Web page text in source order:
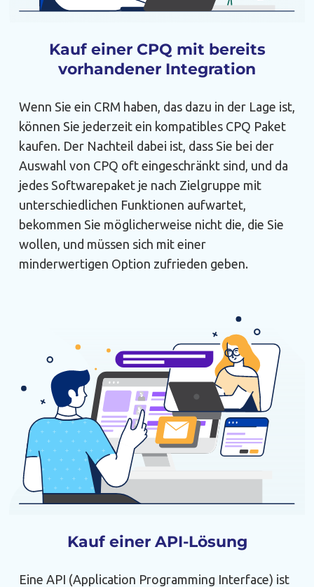
Kauf einer CPQ mit bereits
vorhandener Integration
Wenn Sie ein CRM haben, das dazu in der Lage ist,
können Sie jederzeit ein kompatibles CPQ Paket
kaufen. Der Nachteil dabei ist, dass Sie bei der
Auswahl von CPQ oft eingeschränkt sind, und da
jedes Softwarepaket je nach Zielgruppe mit
unterschiedlichen Funktionen aufwartet,
bekommen Sie möglicherweise nicht die, die Sie
wollen, und müssen sich mit einer
minderwertigen Option zufrieden geben.
Kauf einer API-Lösung
Eine API (Application Programming Interface) ist